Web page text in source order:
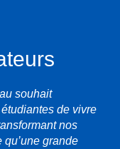
souhait
de vivre
nos
qu’une grande